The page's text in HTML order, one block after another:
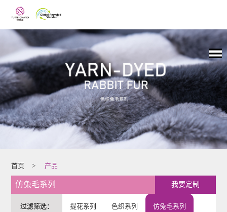
首页 > 产品
我要定制
仿兔毛系列
过滤筛选： 提花系列 色织系列 仿兔毛系列